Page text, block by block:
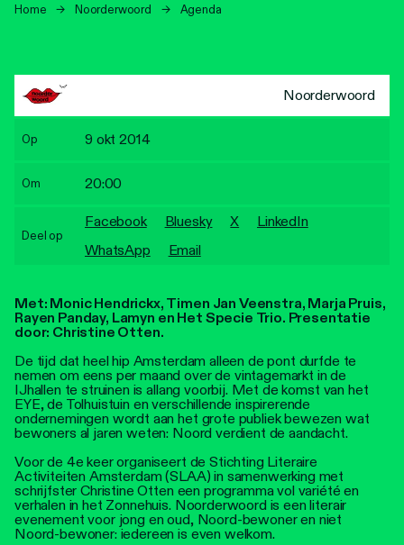
Home → Noorderwoord → Agenda
Met: Monic Hendrickx, Timen Jan Veenstra, Marja Pruis,
Rayen Panday, Lamyn en Het Specie Trio. Presentatie
door: Christine Otten.
De tijd dat heel hip Amsterdam alleen de pont durfde te
nemen om eens per maand over de vintagemarkt in de
IJhallen te struinen is allang voorbij. Met de komst van het
EYE, de Tolhuistuin en verschillende inspirerende
ondernemingen wordt aan het grote publiek bewezen wat
bewoners al jaren weten: Noord verdient de aandacht.
Voor de 4e keer organiseert de Stichting Literaire
Activiteiten Amsterdam (SLAA) in samenwerking met
schrijfster Christine Otten een programma vol variété en
verhalen in het Zonnehuis. Noorderwoord is een literair
evenement voor jong en oud, Noord-bewoner en niet
Noord-bewoner: iedereen is even welkom.
Noorderwoord
Op 9 okt 2014
Om 20:00
Deel op
Facebook Bluesky X
LinkedIn
WhatsApp
Email
Personen
Stadsdichter